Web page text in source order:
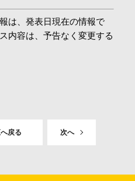
は、発表日現在の情報で
内容は、予告なく変更する
戻る 次へ